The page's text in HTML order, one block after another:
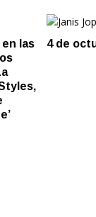
en las
4 de